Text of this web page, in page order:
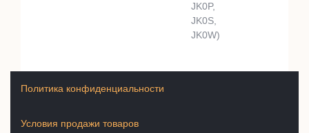
JK0P,
JK0S,
JK0W)
Условия продажи товаров
Политика конфиденциальности